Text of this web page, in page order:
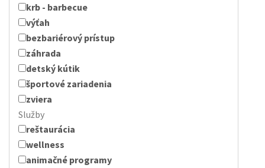
krb - barbecue
výťah
bezbariérový prístup
záhrada
detský kútik
športové zariadenia
zviera
Služby
reštaurácia
wellness
animačné programy